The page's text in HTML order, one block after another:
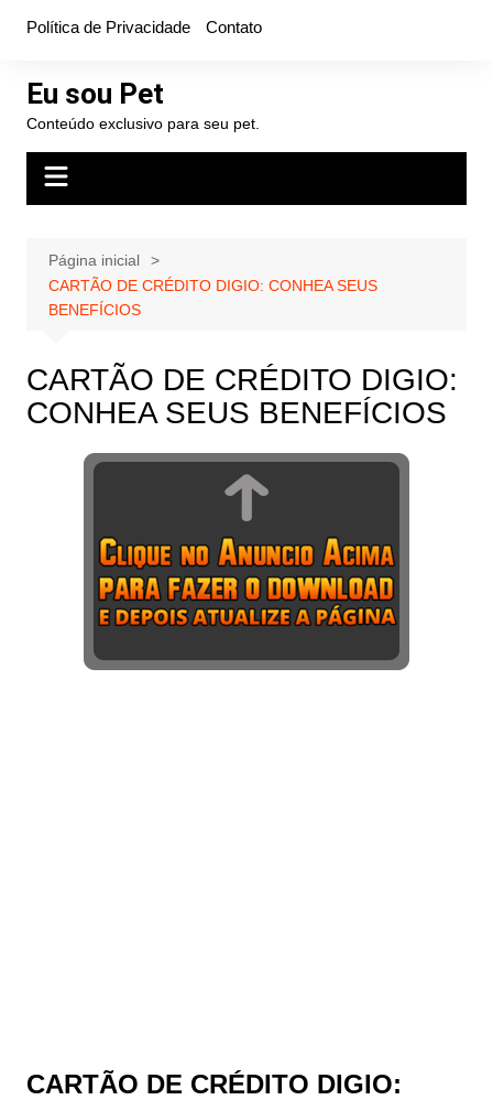
conteúdo
Política de Privacidade Contato
Eu sou Pet
Conteúdo exclusivo para seu pet.
Página inicial
CARTÃO DE CRÉDITO DIGIO: CONHEA SEUS
BENEFÍCIOS
CARTÃO DE CRÉDITO DIGIO:
CONHEA SEUS BENEFÍCIOS
CARTÃO DE CRÉDITO DIGIO: